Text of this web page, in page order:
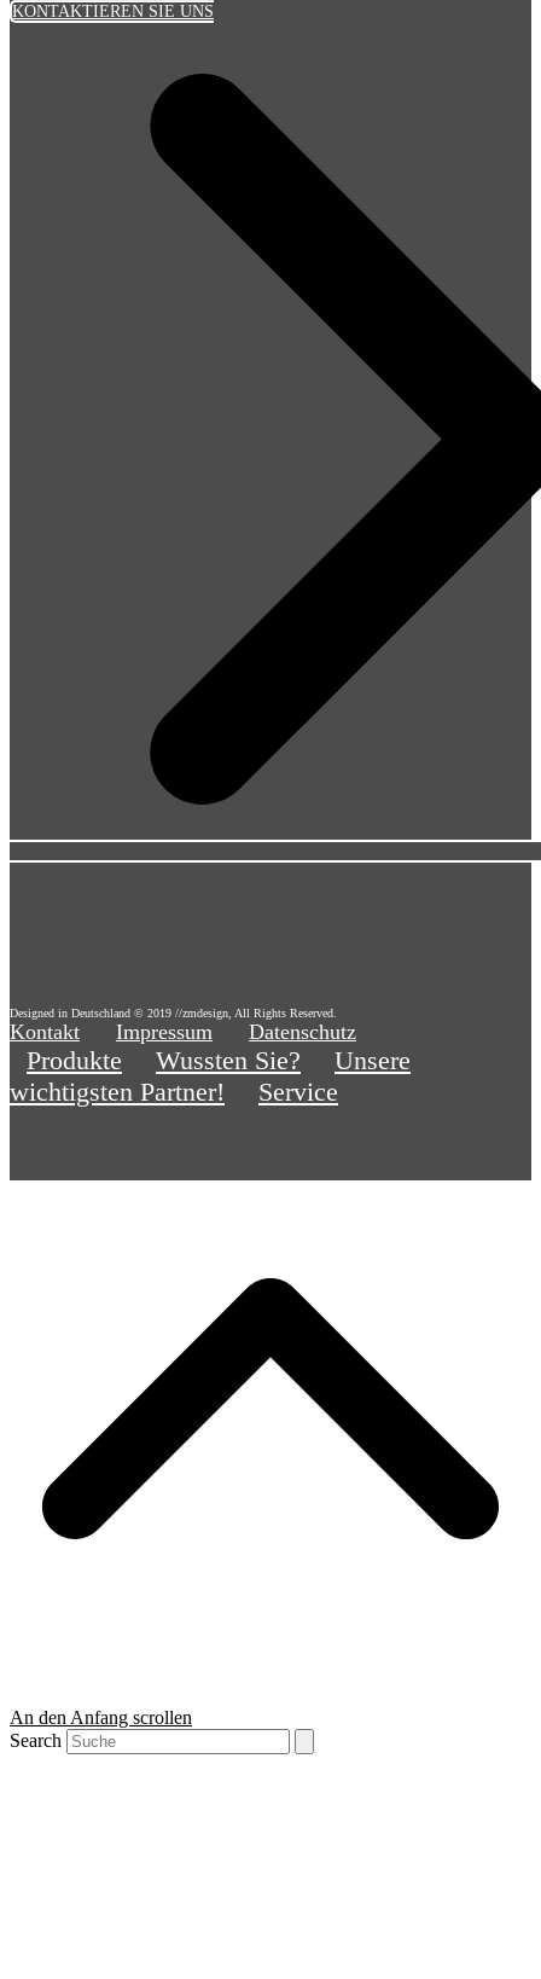
KONTAKTIEREN SIE UNS
Designed in Deutschland © 2019 //zmdesign, All Rights Reserved.
Kontakt Impressum Datenschutz
Produkte Wussten Sie?
Unsere
wichtigsten Partner!
Service
An den Anfang scrollen
Search